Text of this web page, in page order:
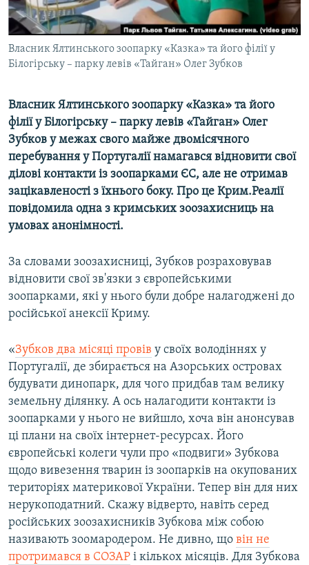
ІНФОГРАФІКА
ДОЛУЧАЙСЯ!
Усі сайти RFE/RL
Власник Ялтинського зоопарку «Казка» та його філії у
Білогірську – парку левів «Тайган» Олег Зубков
Власник Ялтинського зоопарку «Казка» та його
філії у Білогірську – парку левів «Тайган» Олег
Зубков у межах свого майже двомісячного
перебування у Португалії намагався відновити свої
ділові контакти із зоопарками ЄС, але не отримав
зацікавленості з їхнього боку. Про це Крим.Реалії
повідомила одна з кримських зоозахисниць на
умовах анонімності.
За словами зоозахисниці, Зубков розраховував
відновити свої зв'язки з європейськими
зоопарками, які у нього були добре налагоджені до
російської анексії Криму.
«Зубков два місяці провів у своїх володіннях у
Португалії, де збирається на Азорських островах
будувати динопарк, для чого придбав там велику
земельну ділянку. А ось налагодити контакти із
зоопарками у нього не вийшло, хоча він анонсував
ці плани на своїх інтернет-ресурсах. Його
європейські колеги чули про «подвиги» Зубкова
щодо вивезення тварин із зоопарків на окупованих
територіях материкової України. Тепер він для них
нерукоподатний. Скажу відверто, навіть серед
російських зоозахисників Зубкова між собою
називають зоомародером. Не дивно, що він не
протримався в СОЗАР і кількох місяців. Для Зубкова